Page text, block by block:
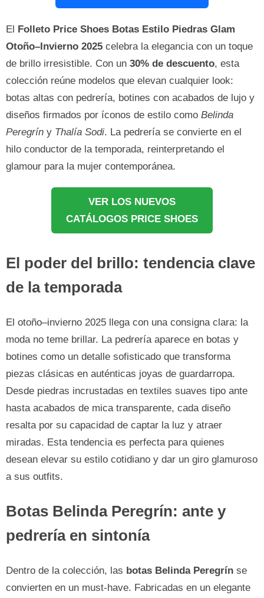
El Folleto Price Shoes Botas Estilo Piedras Glam
Otoño–Invierno 2025 celebra la elegancia con un toque
de brillo irresistible. Con un 30% de descuento, esta
colección reúne modelos que elevan cualquier look:
botas altas con pedrería, botines con acabados de lujo y
diseños firmados por íconos de estilo como Belinda
Peregrín y Thalía Sodi. La pedrería se convierte en el
hilo conductor de la temporada, reinterpretando el
glamour para la mujer contemporánea.
VER LOS NUEVOS
CATÁLOGOS PRICE SHOES
El poder del brillo: tendencia clave
de la temporada
El otoño–invierno 2025 llega con una consigna clara: la
moda no teme brillar. La pedrería aparece en botas y
botines como un detalle sofisticado que transforma
piezas clásicas en auténticas joyas de guardarropa.
Desde piedras incrustadas en textiles suaves tipo ante
hasta acabados de mica transparente, cada diseño
resalta por su capacidad de captar la luz y atraer
miradas. Esta tendencia es perfecta para quienes
desean elevar su estilo cotidiano y dar un giro glamuroso
a sus outfits.
Botas Belinda Peregrín: ante y
pedrería en sintonía
Dentro de la colección, las botas Belinda Peregrín se
convierten en un must-have. Fabricadas en un elegante